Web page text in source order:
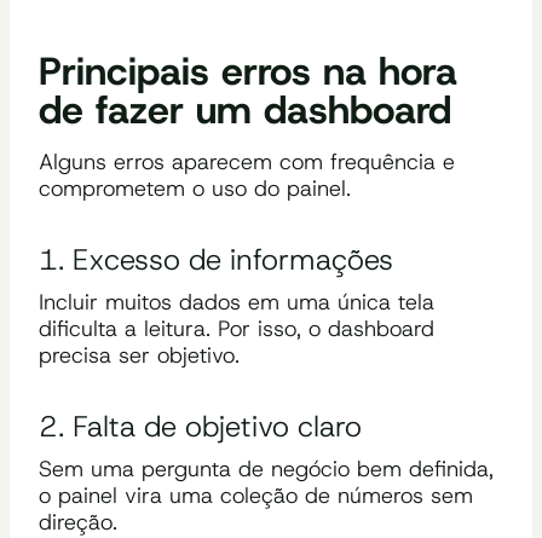
Principais erros na hora
de fazer um dashboard
Alguns erros aparecem com frequência e
comprometem o uso do painel.
1. Excesso de informações
Incluir muitos dados em uma única tela
dificulta a leitura. Por isso, o dashboard
precisa ser objetivo.
2. Falta de objetivo claro
Sem uma pergunta de negócio bem definida,
o painel vira uma coleção de números sem
direção.